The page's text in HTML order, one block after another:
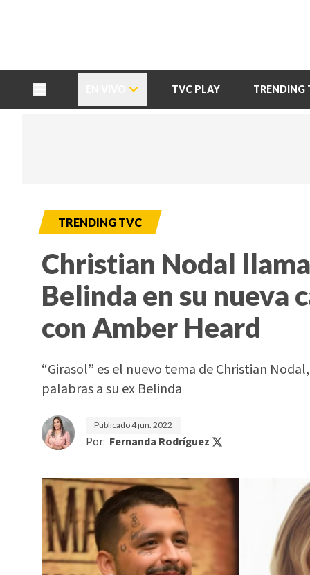
TVC PLAY TRENDING
TRENDING TVC
Christian Nodal
Belinda en su nueva
con Amber Heard
“Girasol” es el nuevo tema de Christian
palabras a su ex Belinda
Publicado4 jun. 2022
Por: Fernanda Rodríguez